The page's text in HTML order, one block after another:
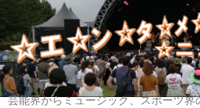
芸能界からミュージック、スポーツ